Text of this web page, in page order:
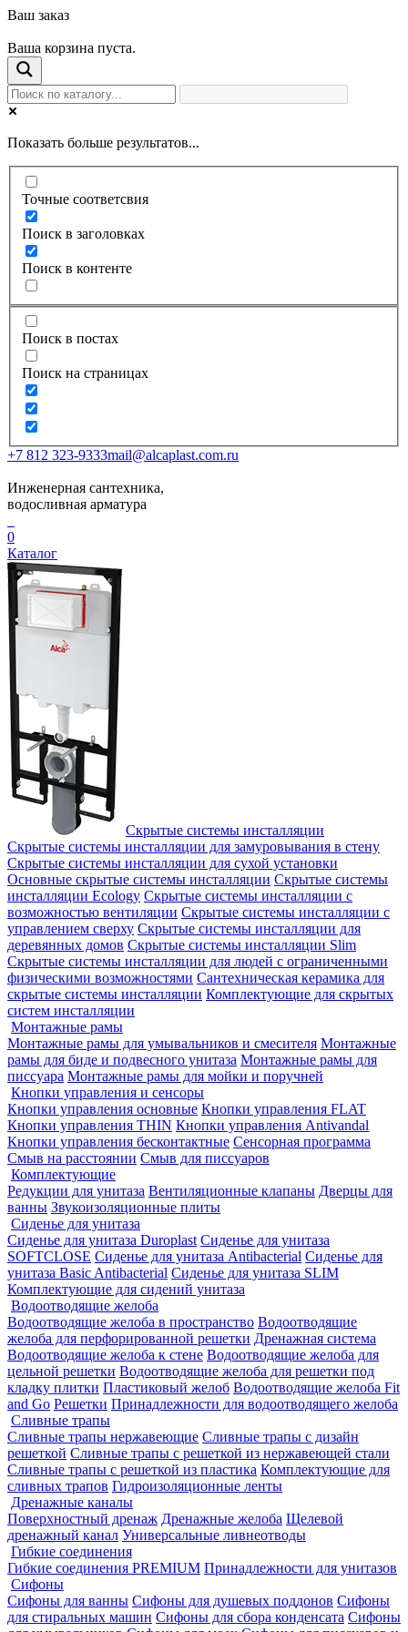
Ваш заказ
Ваша корзина пуста.
Показать больше результатов...
Точные соответсвия
Поиск в заголовках
Поиск в контенте
Поиск в постах
Поиск на страницах
+7 812 323-9333mail@alcaplast.com.ru
Инженерная сантехника,
водосливная арматура
0
Каталог
Скрытые системы инсталляции
Скрытые системы инсталляции для замуровывания в стену
Скрытые системы инсталляции для сухой установки
Основные скрытые системы инсталляции Скрытые системы
инсталляции Ecology Скрытые системы инсталляции с
возможностью вентиляции Скрытые системы инсталляции с
управлением сверху Скрытые системы инсталляции для
деревянных домов Скрытые системы инсталляции Slim
Скрытые системы инсталляции для людей с ограниченными
физическими возможностями Сантехническая керамика для
скрытые системы инсталляции Комплектующие для скрытых
систем инсталляции
Монтажные рамы
Монтажные рамы для умывальников и смесителя Монтажные
рамы для биде и подвесного унитаза Монтажные рамы для
писсуара Монтажные рамы для мойки и поручней
Кнопки управления и сенсоры
Кнопки управления основные Кнопки управления FLAT
Кнопки управления THIN Кнопки управления Antivandal
Кнопки управления бесконтактные Сенсорная программа
Смыв на расстоянии Смыв для писсуаров
Комплектующие
Редукции для унитаза Вентиляционные клапаны Дверцы для
ванны Звукоизоляционные плиты
Сиденье для унитаза
Сиденье для унитаза Duroplast Сиденье для унитаза
SOFTCLOSE Сиденье для унитаза Antibacterial Сиденье для
унитаза Basic Antibacterial Сиденье для унитаза SLIM
Комплектующие для сидений унитаза
Водоотводящие желоба
Водоотводящие желоба в пространство Водоотводящие
желоба для перфорированной решетки Дренажная система
Водоотводящие желоба к стене Водоотводящие желоба для
цельной решетки Водоотводящие желоба для решетки под
кладку плитки Пластиковый желоб Водоотводящие желоба Fit
and Go Решетки Принадлежности для водоотводящего желоба
Сливные трапы
Сливные трапы нержавеющие Сливные трапы с дизайн
решеткой Сливные трапы с решеткой из нержавеющей стали
Сливные трапы с решеткой из пластика Комплектующие для
сливных трапов Гидроизоляционные ленты
Дренажные каналы
Поверхностный дренаж Дренажные желоба Щелевой
дренажный канал Универсальные ливнеотводы
Гибкие соединения
Гибкие соединения PREMIUM Принадлежности для унитазов
Сифоны
Сифоны для ванны Сифоны для душевых поддонов Сифоны
для стиральных машин Сифоны для сбора конденсата Сифоны